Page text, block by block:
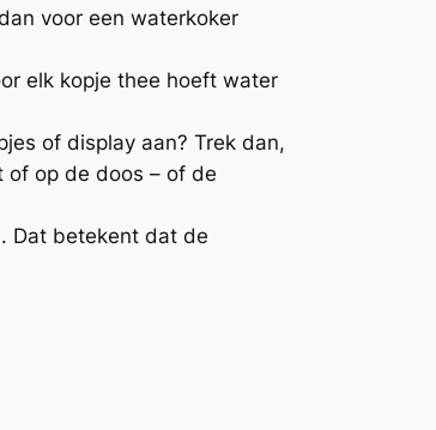
voor een waterkoker
elk kopje thee hoeft water
of display aan? Trek dan,
of op de doos – of de
Dat betekent dat de